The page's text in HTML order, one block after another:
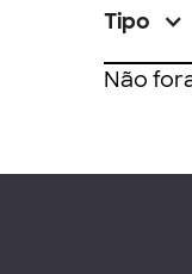
Tipo
Não